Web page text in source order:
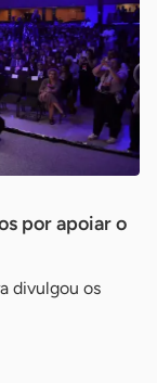
por apoiar o
divulgou os